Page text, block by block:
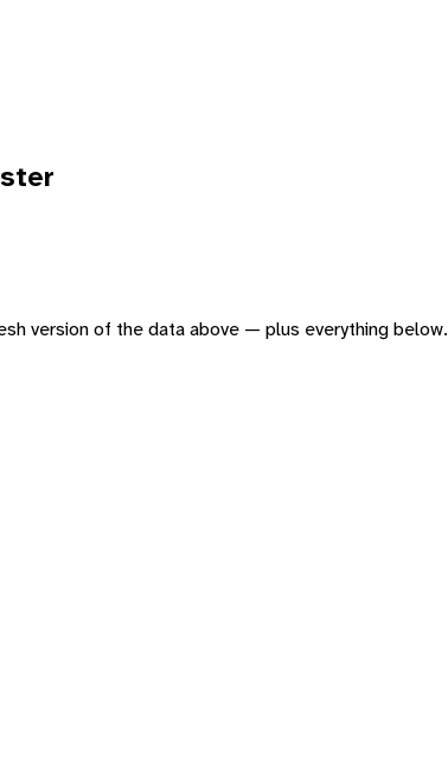
version of the data above — plus everything below.